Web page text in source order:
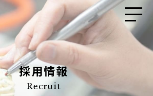
採用情報
Recruit